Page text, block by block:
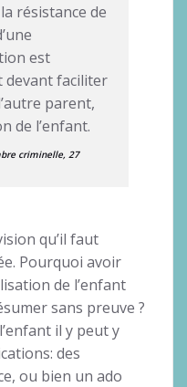
résistance de
est
devant faciliter
parent,
de l’enfant.
criminelle, 27
qu’il faut
Pourquoi avoir
de l’enfant
sans preuve ?
il y peut y
des
ou bien un ado